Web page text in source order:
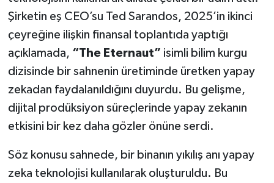
Şirketin eş CEO’su Ted Sarandos, 2025’in ikinci
çeyreğine ilişkin finansal toplantıda yaptığı
açıklamada, “The Eternaut” isimli bilim kurgu
dizisinde bir sahnenin üretiminde üretken yapay
zekadan faydalanıldığını duyurdu. Bu gelişme,
dijital prodüksiyon süreçlerinde yapay zekanın
etkisini bir kez daha gözler önüne serdi.
Söz konusu sahnede, bir binanın yıkılış anı yapay
zeka teknolojisi kullanılarak oluşturuldu. Bu
İlçeler
Köşe Yazıları
Kültür Sanat
Kütahya
Magazin